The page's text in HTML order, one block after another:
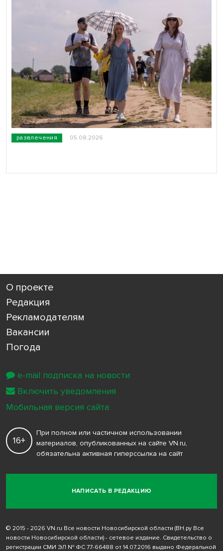
развлечения 05.08.2026
О проекте
Редакция
Рекламодателям
Вакансии
Погода
НАПИСАТЬ В РЕДАКЦИЮ
16+
При полном или частичном использовании
материалов, опубликованных на сайте VN.ru,
обязательна активная гиперссылка на сайт
© 2015 - 2026 VN.ru Все новости Новосибирской области (ВН.ру Все
новости Новосибирской области) - сетевое издание. Свидетельство о
регистрации СМИ ЭЛ № ФС 77-66488 от 14.07.2016 выдано Федеральной
e-mail подписка на новости
Включить уведомления
Мобильная версия сайта